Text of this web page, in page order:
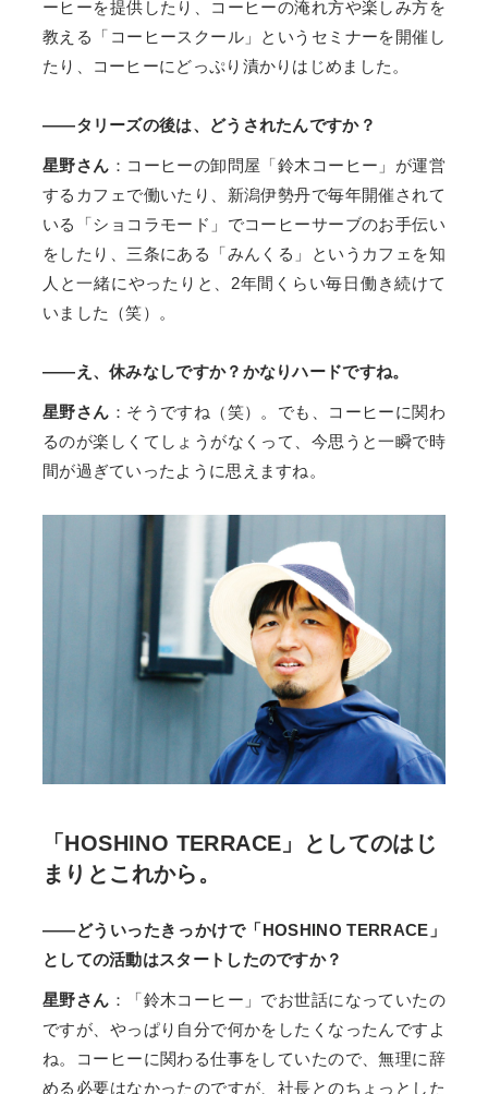
ーヒーを提供したり、コーヒーの淹れ方や楽しみ方を
教える「コーヒースクール」というセミナーを開催し
たり、コーヒーにどっぷり漬かりはじめました。
――タリーズの後は、どうされたんですか？
星野さん ：コーヒーの卸問屋「鈴木コーヒー」が運営
するカフェで働いたり、新潟伊勢丹で毎年開催されて
いる「ショコラモード」でコーヒーサーブのお手伝い
をしたり、三条にある「みんくる」というカフェを知
人と一緒にやったりと、2年間くらい毎日働き続けて
いました（笑）。
――え、休みなしですか？かなりハードですね。
星野さん ：そうですね（笑）。でも、コーヒーに関わ
るのが楽しくてしょうがなくって、今思うと一瞬で時
間が過ぎていったように思えますね。
「HOSHINO TERRACE」としてのはじ
まりとこれから。
――どういったきっかけで「HOSHINO TERRACE」
としての活動はスタートしたのですか？
星野さん ：「鈴木コーヒー」でお世話になっていたの
ですが、やっぱり自分で何かをしたくなったんですよ
ね。コーヒーに関わる仕事をしていたので、無理に辞
める必要はなかったのですが、社長とのちょっとした